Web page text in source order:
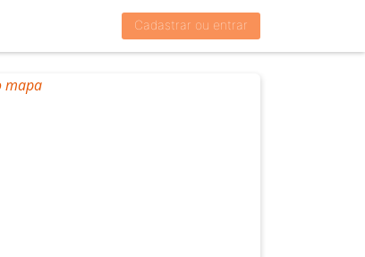
Cadastrar ou entrar